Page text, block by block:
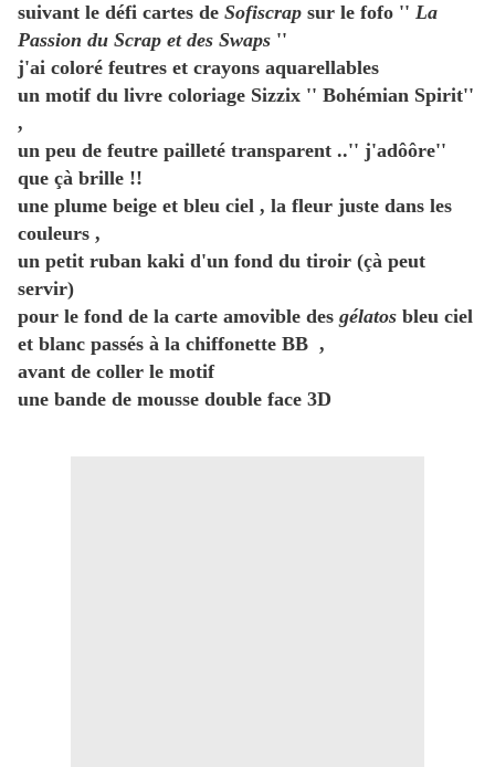
suivant le défi cartes de Sofiscrap sur le fofo '' La
Passion du Scrap et des Swaps ''
j'ai coloré feutres et crayons aquarellables
un motif du livre coloriage Sizzix '' Bohémian Spirit''
,
un peu de feutre pailleté transparent ..'' j'adôôre''
que çà brille !!
une plume beige et bleu ciel , la fleur juste dans les
couleurs ,
un petit ruban kaki d'un fond du tiroir (çà peut
servir)
pour le fond de la carte amovible des gélatos bleu ciel
et blanc passés à la chiffonette BB ,
avant de coller le motif
une bande de mousse double face 3D